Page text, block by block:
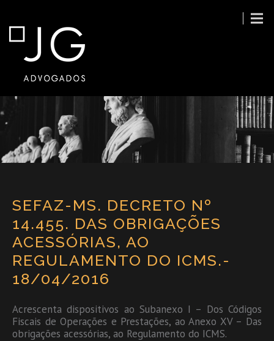
SEFAZ-MS. DECRETO Nº
14.455. DAS OBRIGAÇÕES
ACESSÓRIAS, AO
REGULAMENTO DO ICMS.-
18/04/2016
Acrescenta dispositivos ao Subanexo I – Dos Códigos
Fiscais de Operações e Prestações, ao Anexo XV – Das
obrigações acessórias, ao Regulamento do ICMS.